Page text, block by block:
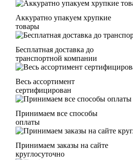
Аккуратно упакуем хрупкие
товары
Бесплатная доставка до
транспортной компании
Весь ассортимент
сертифицирован
Принимаем все способы
оплаты
Принимаем заказы на сайте
круглосуточно